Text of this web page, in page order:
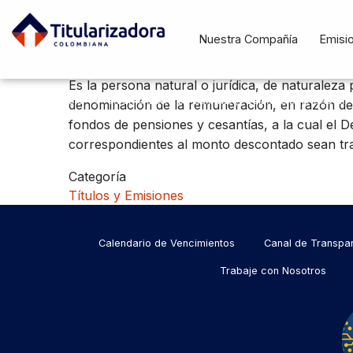
Pasar al contenido principal
principal
Nuestra Compañía
Ruta de
INICIO CURRENT:
EN UN CRÉDITO DE LIBRANZA, ¿QUIÉN ES EL PAGADOR?
Es la persona natural o jurídica, de naturaleza
denominación de la remuneración, en razón
fondos de pensiones y cesantías, a la cual el
correspondientes al monto descontado sean
Categoría
Títulos y Emisiones
Menu
Calendario de Vencimientos Canal de
Trabaje con Nosotros